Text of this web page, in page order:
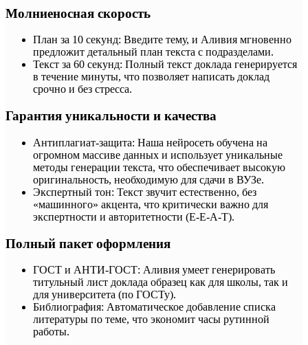
Молниеносная скорость
План за 10 секунд: Введите тему, и Аливия мгновенно
предложит детальный план текста с подразделами.
Текст за 60 секунд: Полный текст доклада генерируется
в течение минуты, что позволяет написать доклад
срочно и без стресса.
Гарантия уникальности и качества
Антиплагиат-защита: Наша нейросеть обучена на
огромном массиве данных и использует уникальные
методы генерации текста, что обеспечивает высокую
оригинальность, необходимую для сдачи в ВУЗе.
Экспертный тон: Текст звучит естественно, без
«машинного» акцента, что критически важно для
экспертности и авторитетности (E-E-A-T).
Полный пакет оформления
ГОСТ и АНТИ-ГОСТ: Аливия умеет генерировать
титульный лист доклада образец как для школы, так и
для университета (по ГОСТу).
Библиография: Автоматическое добавление списка
литературы по теме, что экономит часы рутинной
работы.